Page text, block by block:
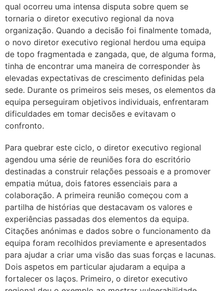
qual ocorreu uma intensa disputa sobre quem se
tornaria o diretor executivo regional da nova
organização. Quando a decisão foi finalmente tomada,
o novo diretor executivo regional herdou uma equipa
de topo fragmentada e zangada, que, de alguma forma,
tinha de encontrar uma maneira de corresponder às
elevadas expectativas de crescimento definidas pela
sede. Durante os primeiros seis meses, os elementos da
equipa perseguiram objetivos individuais, enfrentaram
dificuldades em tomar decisões e evitavam o
confronto.
Para quebrar este ciclo, o diretor executivo regional
agendou uma série de reuniões fora do escritório
destinadas a construir relações pessoais e a promover
empatia mútua, dois fatores essenciais para a
colaboração. A primeira reunião começou com a
partilha de histórias que destacavam os valores e
experiências passadas dos elementos da equipa.
Citações anónimas e dados sobre o funcionamento da
equipa foram recolhidos previamente e apresentados
para ajudar a criar uma visão das suas forças e lacunas.
Dois aspetos em particular ajudaram a equipa a
fortalecer os laços. Primeiro, o diretor executivo